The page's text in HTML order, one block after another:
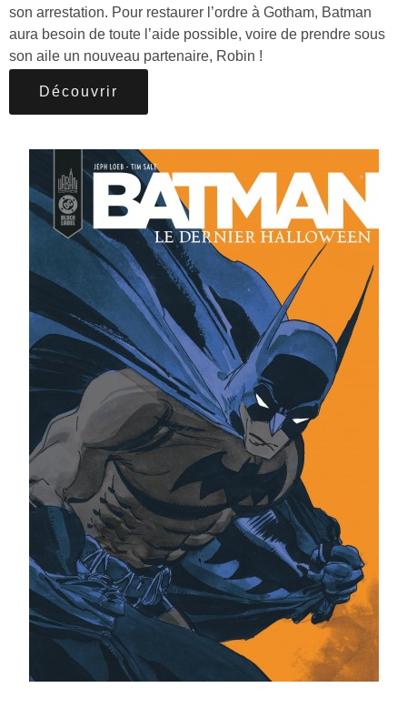
son arrestation. Pour restaurer l’ordre à Gotham, Batman
aura besoin de toute l’aide possible, voire de prendre sous
son aile un nouveau partenaire, Robin !
Découvrir